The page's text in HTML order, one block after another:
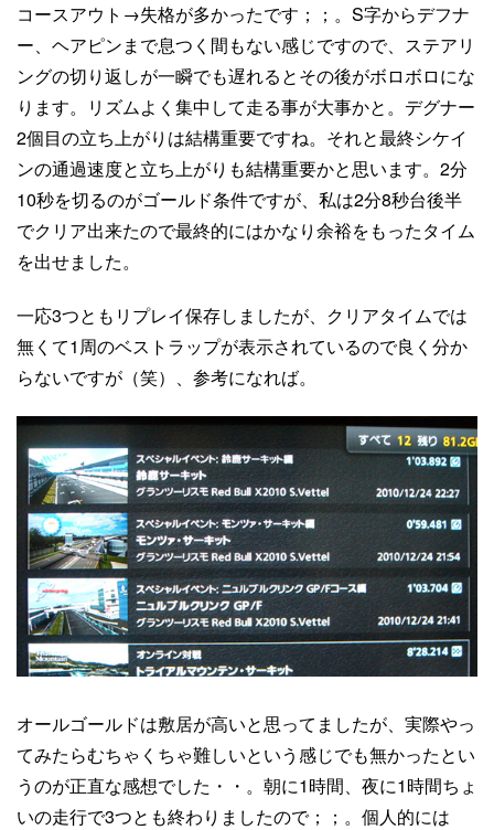
コースアウト→失格が多かったです；；。S字からデフナ
ー、ヘアピンまで息つく間もない感じですので、ステアリ
ングの切り返しが一瞬でも遅れるとその後がボロボロにな
ります。リズムよく集中して走る事が大事かと。デグナー
2個目の立ち上がりは結構重要ですね。それと最終シケイ
ンの通過速度と立ち上がりも結構重要かと思います。2分
10秒を切るのがゴールド条件ですが、私は2分8秒台後半
でクリア出来たので最終的にはかなり余裕をもったタイム
を出せました。
一応3つともリプレイ保存しましたが、クリアタイムでは
無くて1周のベストラップが表示されているので良く分か
らないですが（笑）、参考になれば。
オールゴールドは敷居が高いと思ってましたが、実際やっ
てみたらむちゃくちゃ難しいという感じでも無かったとい
うのが正直な感想でした・・。朝に1時間、夜に1時間ちょ
いの走行で3つとも終わりましたので；；。個人的には